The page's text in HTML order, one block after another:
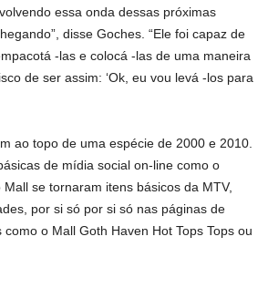
essa onda dessas próximas
disse Goches. “Ele foi capaz de
-las e colocá -las de uma maneira
de ser assim: ‘Ok, eu vou levá -los para
ao topo de uma espécie de 2000 e 2010.
de mídia social on-line como o
se tornaram itens básicos da MTV,
por si só por si só nas páginas de
o Mall Goth Haven Hot Tops Tops ou